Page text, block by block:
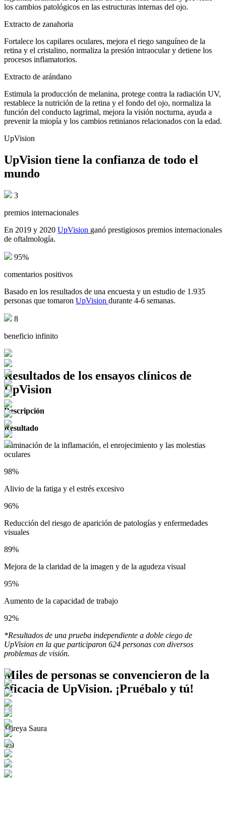
los cambios patológicos en las estructuras internas del ojo.
Extracto de zanahoria
Fortalece los capilares oculares, mejora el riego sanguíneo de la
retina y el cristalino, normaliza la presión intraocular y detiene los
procesos inflamatorios.
Extracto de arándano
Estimula la producción de melanina, protege contra la radiación UV,
restablece la nutrición de la retina y el fondo del ojo, normaliza la
función del conducto lagrimal, mejora la visión nocturna, ayuda a
prevenir la miopía y los cambios retinianos relacionados con la edad.
UpVision
UpVision tiene la confianza de todo el
mundo
3
premios internacionales
En 2019 y 2020 UpVision ganó prestigiosos premios internacionales
de oftalmología.
95%
comentarios positivos
Basado en los resultados de una encuesta y un estudio de 1.935
personas que tomaron UpVision durante 4-6 semanas.
8
beneficio infinito
Resultados de los ensayos clínicos de
UpVision
Descripción
Resultado
Eliminación de la inflamación, el enrojecimiento y las molestias
oculares
98%
Alivio de la fatiga y el estrés excesivo
96%
Reducción del riesgo de aparición de patologías y enfermedades
visuales
89%
Mejora de la claridad de la imagen y de la agudeza visual
95%
Aumento de la capacidad de trabajo
92%
*Resultados de una prueba independiente a doble ciego de
UpVision en la que participaron 624 personas con diversos
problemas de visión.
Miles de personas se convencieron de la
eficacia de UpVision. ¡Pruébalo y tú!
Mireya Saura
4.9